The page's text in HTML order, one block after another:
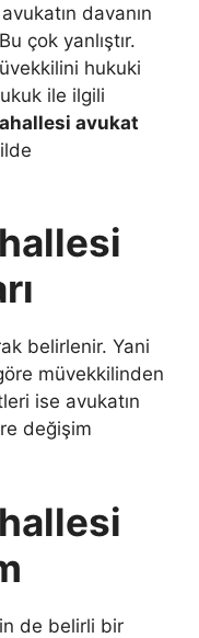
davanın
çok yanlıştır.
hukuki
ile ilgili
avukat
belirlenir. Yani
müvekkilinden
ise avukatın
değişim
de belirli bir